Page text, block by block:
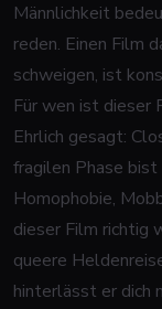
Männlichkeit
reden. Einen Film
schweigen, ist
Für wen ist dieser
Ehrlich gesagt:
fragilen Phase
Homophobie,
dieser Film richtig
queere
hinterlässt er dich